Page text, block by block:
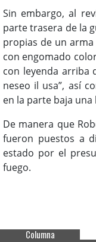
Sin embargo, al
parte trasera de la
propias de un
con engomado
con leyenda arriba
neseo il usa”, así
en la parte baja una
De manera que
fueron puestos a
estado por el
fuego.
Columna